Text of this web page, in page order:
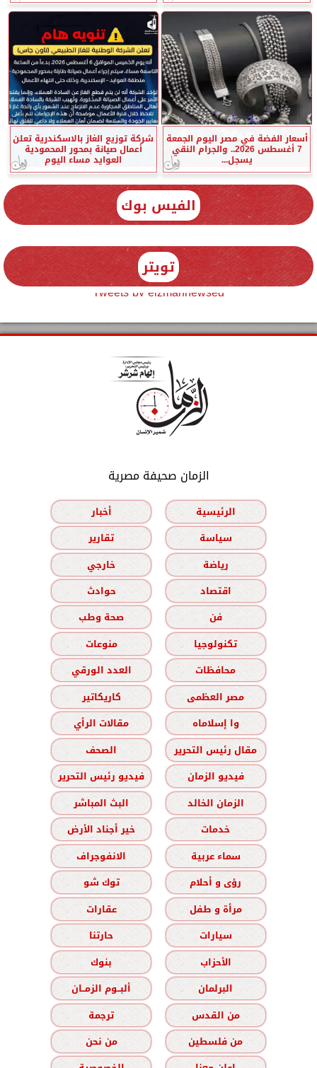
أسعار الفضة في مصر اليوم الجمعة
7 أغسطس 2026.. والجرام النقي
يسجل...
شركة توزيع الغاز بالاسكندرية تعلن
أعمال صيانة بمحور المحمودية
العوايد مساء اليوم
الفيس بوك
تويتر
Tweets by elzmannewseg
الزمان صحيفة مصرية
الرئيسية
أخبار
سياسة
تقارير
رياضة
خارجي
اقتصاد
حوادث
فن
صحة وطب
تكنولوجيا
منوعات
محافظات
العدد الورقي
مصر العظمى
كاريكاتير
وا إسلاماه
مقالات الرأي
مقال رئيس التحرير
الصحف
فيديو الزمان
فيديو رئيس التحرير
الزمان الخالد
البث المباشر
خدمات
خير أجناد الأرض
سماء عربية
الانفوجراف
رؤى و أحلام
توك شو
مرأة و طفل
عقارات
سيارات
حارتنا
الأحزاب
بنوك
البرلمان
ألبــوم الزمــان
من القدس
ترجمة
من فلسطين
من نحن